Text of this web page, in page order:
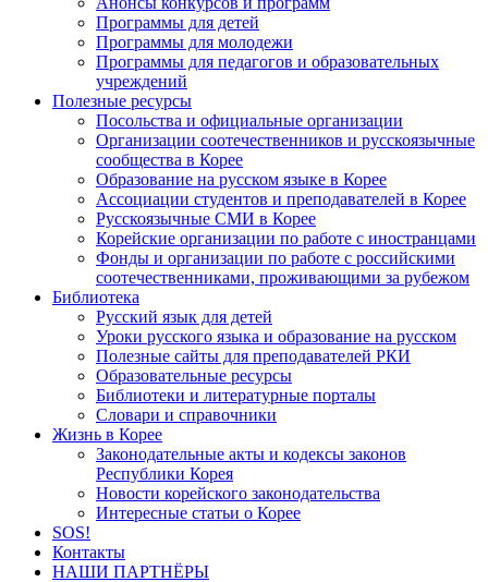
Программы для детей
Программы для молодежи
Программы для педагогов и образовательных
учреждений
Полезные ресурсы
Посольства и официальные организации
Организации соотечественников и русскоязычные
сообщества в Корее
Образование на русском языке в Корее
Ассоциации студентов и преподавателей в Корее
Русскоязычные СМИ в Корее
Корейские организации по работе с иностранцами
Фонды и организации по работе с российскими
соотечественниками, проживающими за рубежом
Библиотека
Русский язык для детей
Уроки русского языка и образование на русском
Полезные сайты для преподавателей РКИ
Образовательные ресурсы
Библиотеки и литературные порталы
Словари и справочники
Жизнь в Корее
Законодательные акты и кодексы законов
Республики Корея
Новости корейского законодательства
Интересные статьи о Корее
SOS!
Контакты
НАШИ ПАРТНЁРЫ